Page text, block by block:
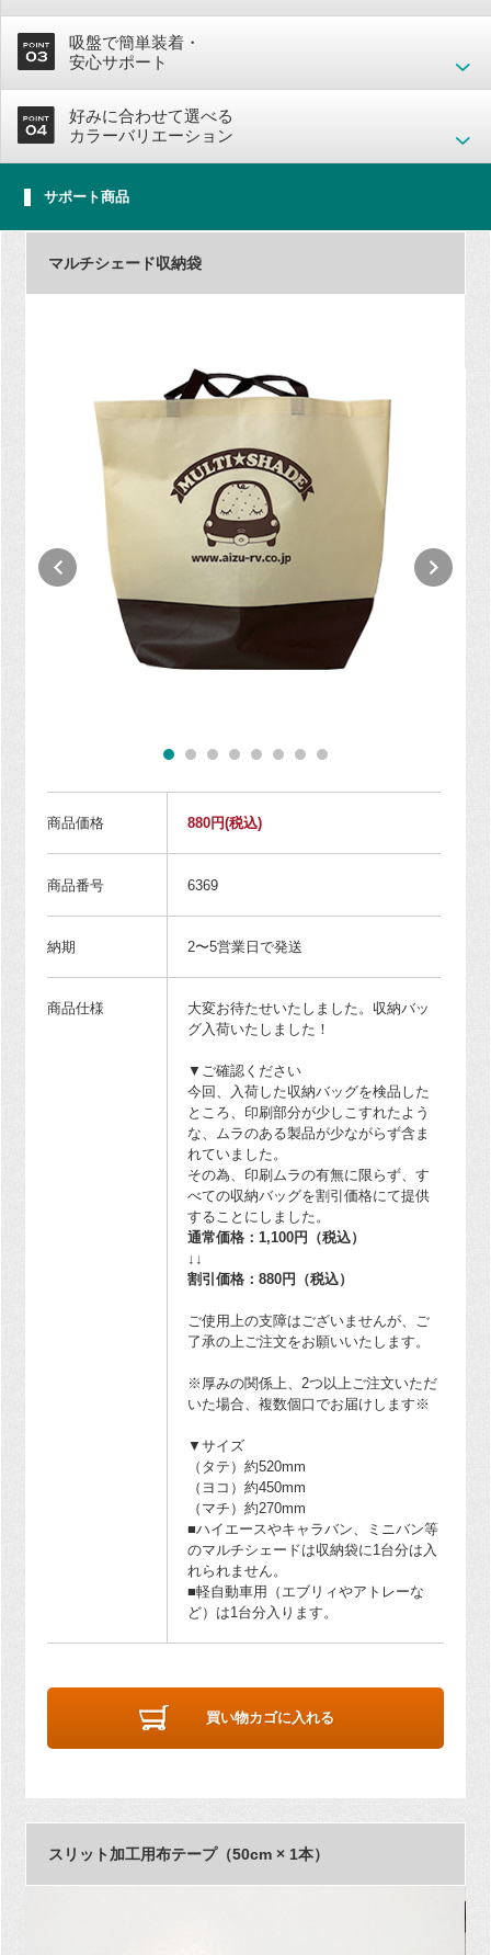
吸盤で簡単装着・
安心サポート
好みに合わせて選べる
カラーバリエーション
サポート商品
マルチシェード収納袋
商品価格 880円(税込)
商品番号 6369
納期 2〜5営業日で発送
商品仕様
大変お待たせいたしました。収納バッ
グ入荷いたしました！
▼ご確認ください
今回、入荷した収納バッグを検品した
ところ、印刷部分が少しこすれたよう
な、ムラのある製品が少ながらず含ま
れていました。
その為、印刷ムラの有無に限らず、す
べての収納バッグを割引価格にて提供
することにしました。
通常価格：1,100円（税込）
↓↓
割引価格：880円（税込）
ご使用上の支障はございませんが、ご
了承の上ご注文をお願いいたします。
※厚みの関係上、2つ以上ご注文いただ
いた場合、複数個口でお届けします※
▼サイズ
（タテ）約520mm
（ヨコ）約450mm
（マチ）約270mm
■ハイエースやキャラバン、ミニバン等
のマルチシェードは収納袋に1台分は入
れられません。
■軽自動車用（エブリィやアトレーな
ど）は1台分入ります。
買い物カゴに入れる
スリット加工用布テープ（50cm × 1本）